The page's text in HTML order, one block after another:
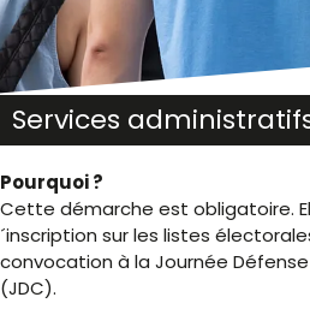
Services
Pourquoi ?
Cette démarche est obligatoire.
´inscription sur les listes
convocation à la Journée
(JDC).